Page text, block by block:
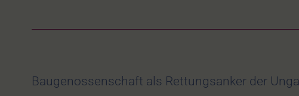
Baugenossenschaft als Rettungsanker der